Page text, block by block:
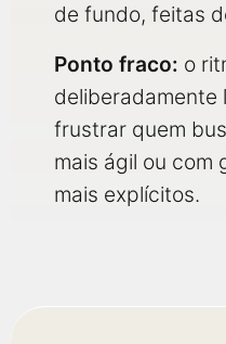
de fundo, feitas
Ponto fraco: o
deliberadamente
frustrar quem
mais ágil ou com
mais explícitos.